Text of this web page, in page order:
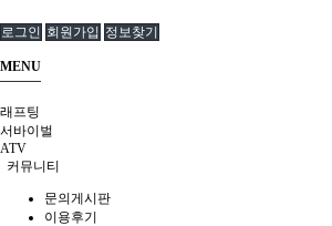
로그인 회원가입 정보찾기
MENU
래프팅
서바이벌
ATV
커뮤니티
문의게시판
이용후기